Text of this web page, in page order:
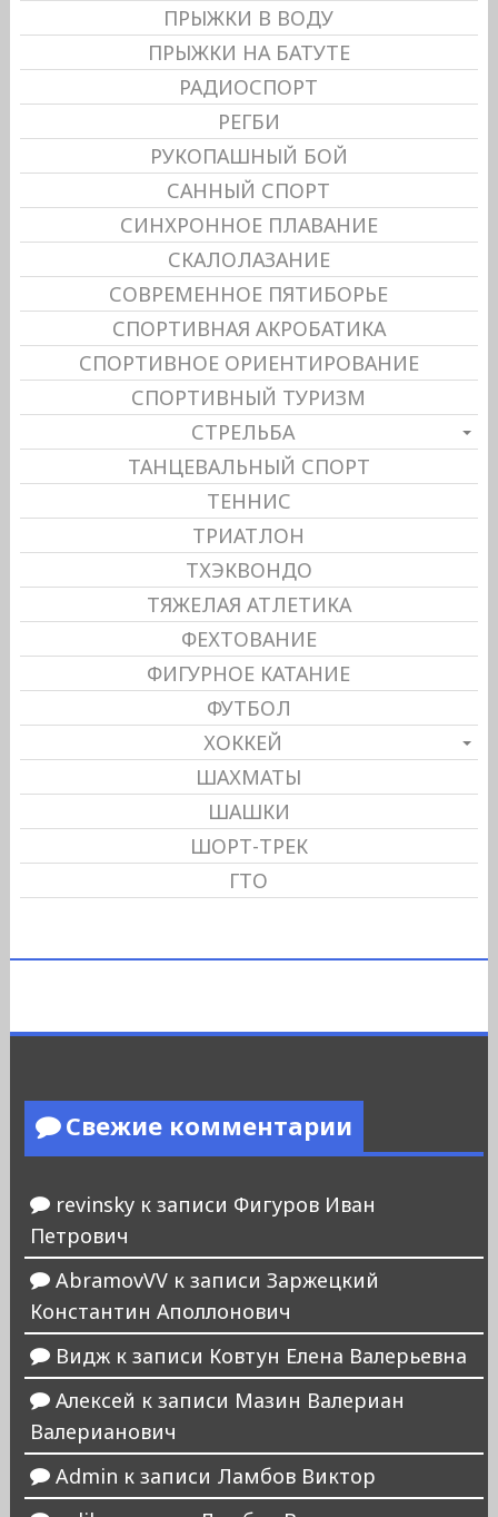
ПРЫЖКИ В ВОДУ
ПРЫЖКИ НА БАТУТЕ
РАДИОСПОРТ
РЕГБИ
РУКОПАШНЫЙ БОЙ
САННЫЙ СПОРТ
СИНХРОННОЕ ПЛАВАНИЕ
СКАЛОЛАЗАНИЕ
СОВРЕМЕННОЕ ПЯТИБОРЬЕ
СПОРТИВНАЯ АКРОБАТИКА
СПОРТИВНОЕ ОРИЕНТИРОВАНИЕ
СПОРТИВНЫЙ ТУРИЗМ
СТРЕЛЬБА
ТАНЦЕВАЛЬНЫЙ СПОРТ
ТЕННИС
ТРИАТЛОН
ТХЭКВОНДО
ТЯЖЕЛАЯ АТЛЕТИКА
ФЕХТОВАНИЕ
ФИГУРНОЕ КАТАНИЕ
ФУТБОЛ
ХОККЕЙ
ШАХМАТЫ
ШАШКИ
ШОРТ-ТРЕК
ГТО
Свежие комментарии
revinskyк записи Фигуров Иван
Петрович
AbramovVVк записи Заржецкий
Константин Аполлонович
Виджк записи Ковтун Елена Валерьевна
Алексей к записи Мазин Валериан
Валерианович
Admin к записи Ламбов Виктор